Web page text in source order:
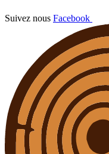
Suivez nous Facebook